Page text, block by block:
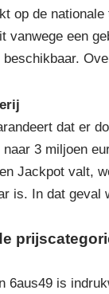
op de
vanwege een
dat er
naar 3 miljoen
Jackpot valt,
is. In dat geval
6aus49 is